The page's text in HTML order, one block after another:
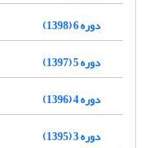
دوره 6 (1398)
دوره 5 (1397)
دوره 4 (1396)
دوره 3 (1395)